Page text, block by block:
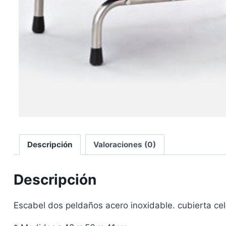
Descripción Valoraciones (0)
Descripción
Escabel dos peldaños acero inoxidable. cubierta